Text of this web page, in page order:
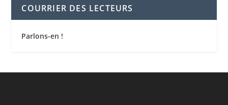
COURRIER DES LECTEURS
Parlons-en !